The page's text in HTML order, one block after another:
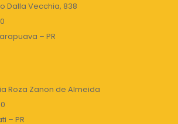
Dalla Vecchia, 838
– PR
Roza Zanon de Almeida
– PR